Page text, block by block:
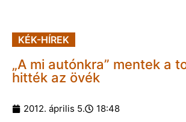
KÉK-HÍREK
„A mi autónkra” mentek a
hitték az övék
2012. április 5. 18:48